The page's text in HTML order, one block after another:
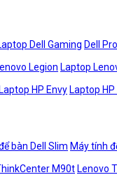
Dell Gaming Dell Pro
Legion Laptop
Laptop HP Envy Laptop
bàn Dell Slim Máy tính
M90t Lenovo